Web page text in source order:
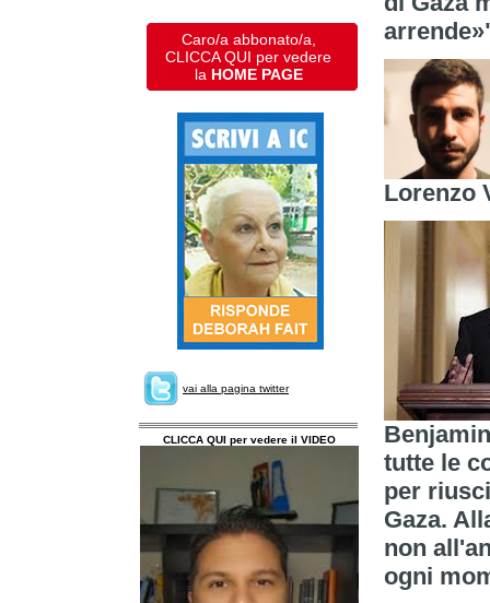
Caro/a abbonato/a,
CLICCA QUI per vedere
la HOME PAGE
vai alla pagina twitter
CLICCA QUI per vedere il VIDEO
Lorenzo
tutte le
per
Gaza.
non
ogni